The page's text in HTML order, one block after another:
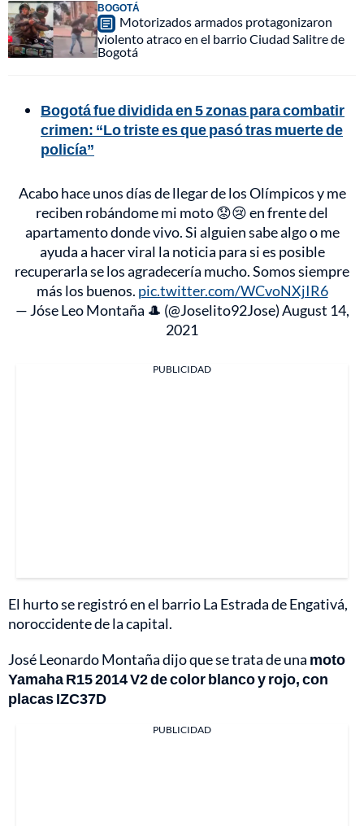
BOGOTÁ
Motorizados armados protagonizaron
violento atraco en el barrio Ciudad Salitre de
Bogotá
Bogotá fue dividida en 5 zonas para combatir
crimen: “Lo triste es que pasó tras muerte de
policía”
Acabo hace unos días de llegar de los Olímpicos y me
reciben robándome mi moto 😟😢 en frente del
apartamento donde vivo. Si alguien sabe algo o me
ayuda a hacer viral la noticia para si es posible
recuperarla se los agradecería mucho. Somos siempre
más los buenos. pic.twitter.com/WCvoNXjIR6
— Jóse Leo Montaña 🎩 (@Joselito92Jose)August 14,
2021
PUBLICIDAD
El hurto se registró en el barrio La Estrada de Engativá,
noroccidente de la capital.
José Leonardo Montaña dijo que se trata de una moto
Yamaha R15 2014 V2 de color blanco y rojo, con
placas IZC37D
PUBLICIDAD